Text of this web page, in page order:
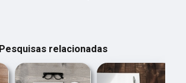
Pesquisas relacionadas